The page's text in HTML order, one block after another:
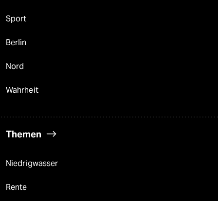
Sport
Berlin
Nord
Wahrheit
Themen
Niedrigwasser
Rente